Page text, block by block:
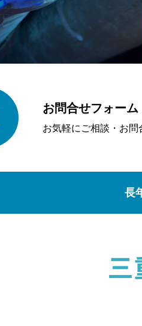
お問合せフォーム
お気軽にご相談・お問
長